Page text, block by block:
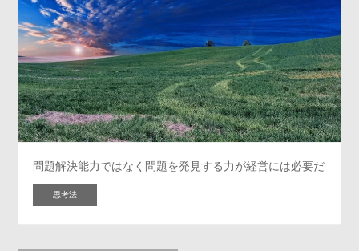
問題解決能力ではなく問題を発見する力が経営には必要だ
思考法